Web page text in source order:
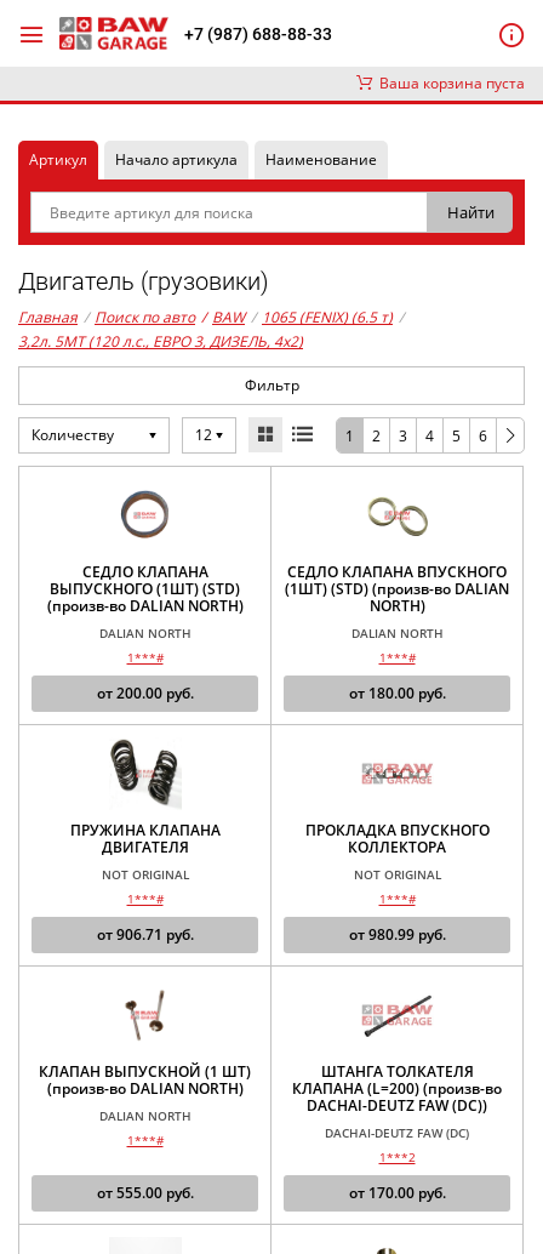
+7 (987) 688-88-33
Ваша корзина пуста
Артикул Начало артикула Наименование
Двигатель (грузовики)
Главная / Поиск по авто / BAW / 1065 (FENIX) (6.5 т) /
3,2л. 5MT (120 л.с., ЕВРО 3, ДИЗЕЛЬ, 4x2)
Фильтр
Количеству 12 1 2 3 4 5 6
СЕДЛО КЛАПАНА
ВЫПУСКНОГО (1ШТ) (STD)
(произв-во DALIAN NORTH)
DALIAN NORTH
1***#
от200.00руб.
СЕДЛО КЛАПАНА ВПУСКНОГО
(1ШТ) (STD) (произв-во DALIAN
NORTH)
DALIAN NORTH
1***#
от 180.00руб.
ПРУЖИНА КЛАПАНА
ДВИГАТЕЛЯ
NOT ORIGINAL
1***#
от906.71 руб.
ПРОКЛАДКА ВПУСКНОГО
КОЛЛЕКТОРА
NOT ORIGINAL
1***#
от980.99руб.
КЛАПАН ВЫПУСКНОЙ (1 ШТ)
(произв-во DALIAN NORTH)
DALIAN NORTH
1***#
от555.00руб.
ШТАНГА ТОЛКАТЕЛЯ
КЛАПАНА (L=200) (произв-во
DACHAI-DEUTZ FAW (DC))
DACHAI-DEUTZ FAW (DC)
1***2
от 170.00руб.